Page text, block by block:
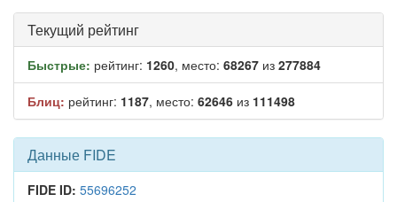
Текущий рейтинг
Быстрые: рейтинг: 1260, место: 68267 из 277884
Блиц: рейтинг: 1187, место: 62646 из 111498
Данные FIDE
FIDE ID: 55696252